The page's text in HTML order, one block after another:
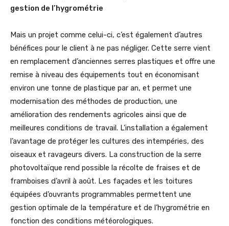
gestion de l’hygrométrie
Mais un projet comme celui-ci, c’est également d’autres
bénéfices pour le client à ne pas négliger. Cette serre vient
en remplacement d’anciennes serres plastiques et offre une
remise à niveau des équipements tout en économisant
environ une tonne de plastique par an, et permet une
modernisation des méthodes de production, une
amélioration des rendements agricoles ainsi que de
meilleures conditions de travail. L’installation a également
l’avantage de protéger les cultures des intempéries, des
oiseaux et ravageurs divers. La construction de la serre
photovoltaïque rend possible la récolte de fraises et de
framboises d’avril à août. Les façades et les toitures
équipées d’ouvrants programmables permettent une
gestion optimale de la température et de l’hygrométrie en
fonction des conditions météorologiques.